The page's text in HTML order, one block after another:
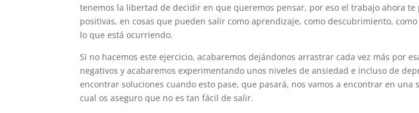
tenemos la libertad de decidir en que queremos pensar, por eso el trabajo ahora te
positivas, en cosas que pueden salir como aprendizaje, como descubrimiento,
lo que está ocurriendo.
Si no hacemos este ejercicio, acabaremos dejándonos arrastrar cada vez más por
negativos y acabaremos experimentando unos niveles de ansiedad e incluso de
encontrar soluciones cuando esto pase, que pasará, nos vamos a encontrar en
cual os aseguro que no es tan fácil de salir.